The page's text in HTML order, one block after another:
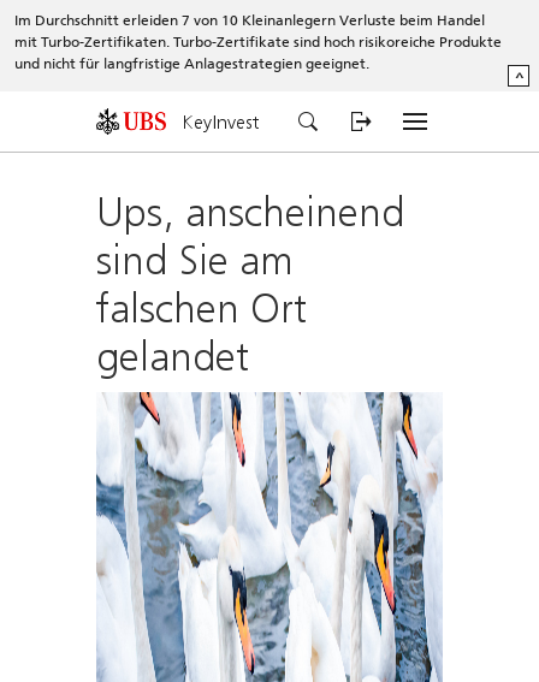
Im Durchschnitt erleiden 7 von 10 Kleinanlegern Verluste beim Handel
mit Turbo-Zertifikaten. Turbo-Zertifikate sind hoch risikoreiche Produkte
und nicht für langfristige Anlagestrategien geeignet.
^
KeyInvest
Ups, anscheinend
sind Sie am
falschen Ort
gelandet